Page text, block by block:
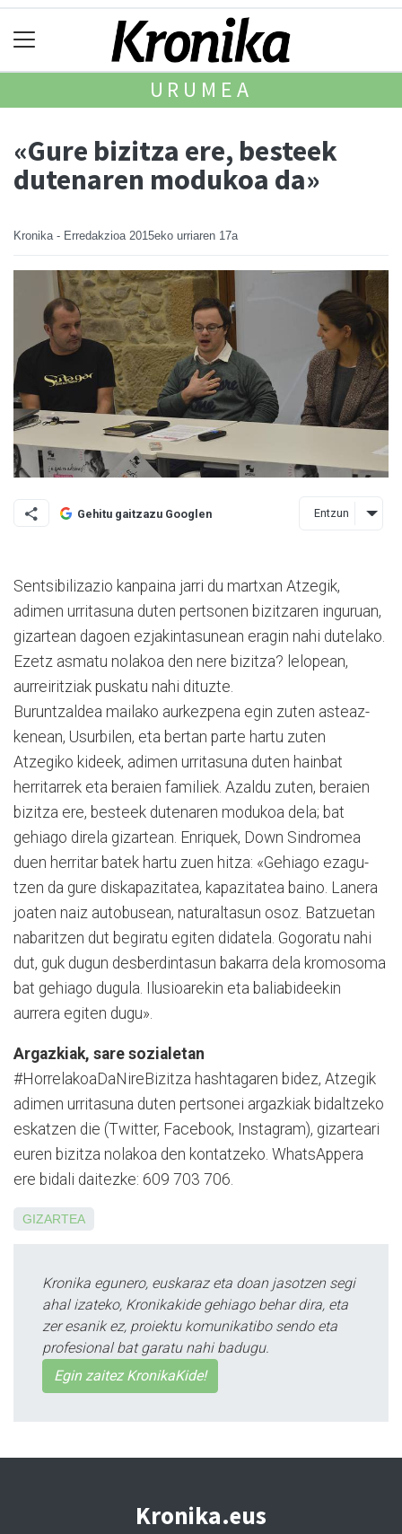
URUMEA
«Gure bizitza ere, besteek
dutenaren modukoa da»
Kronika - Erredakzioa 2015eko urriaren 17a
Gehitu gaitzazu Googlen Entzun
Sentsibilizazio kanpaina jarri du martxan Atzegik,
adimen urri­tasuna duten pertsonen bizi­tzaren inguruan,
gizartean dago­en ezjakintasunean eragin nahi dutelako.
Ezetz asmatu nolakoa den nere bizitza? lelopean,
aurrei­ritziak puskatu nahi dituzte.
Buruntzaldea mailako aurkez­­pena egin zuten asteaz­
kenean, Usurbilen, eta bertan parte hartu zuten
Atzegiko kideek, adimen urrita­suna duten hainbat
herritarrek eta beraien familiek. Azaldu zu­ten, beraien
bizitza ere, bes­teek dutenaren modukoa dela; bat
gehiago direla gizartean. Enriquek, Down Sindromea
duen herritar batek hartu zuen hitza: «Gehiago ezagu­
tzen da gure diskapazitatea, kapazita­tea baino. Lanera
joa­ten naiz autobusean, natural­tasun osoz. Batzuetan
nabari­tzen dut begi­ratu egiten dida­te­la. Gogoratu nahi
dut, guk dugun desber­dintasun baka­rra dela kromo­so­ma
bat gehia­go dugula. Ilusioa­rekin eta baliabideekin
aurrera egiten dugu».
Argazkiak, sare sozialetan
#HorrelakoaDaNireBizitza hashtagaren bidez, Atzegik
adi­men urritasuna duten per­tsonei argazkiak bidaltzeko
eskatzen die (Twitter, Facebook, Instagram), gizarteari
euren bizitza nolakoa den kontatzeko. WhatsAppera
ere bidali daitezke: 609 703 706.
GIZARTEA
Kronika egunero, euskaraz eta doan jasotzen segi
ahal izateko, Kronikakide gehiago behar dira, eta
zer esanik ez, proiektu komunikatibo sendo eta
profesional bat garatu nahi badugu.
Egin zaitez KronikaKide!
Kronika.eus